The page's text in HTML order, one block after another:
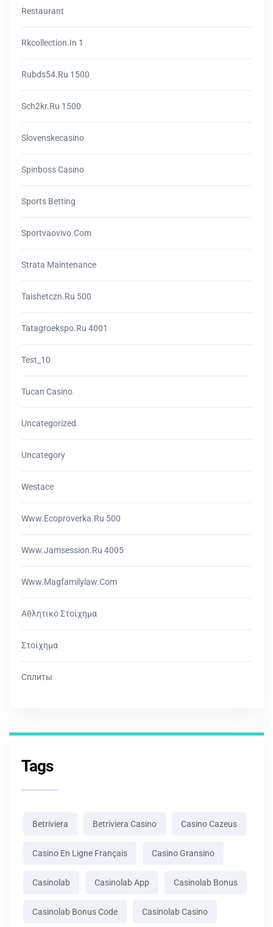
Restaurant
Rkcollection.in 1
Rubds54.ru 1500
Sch2kr.ru 1500
Slovenskecasino
Spinboss Casino
Sports Betting
Sportvaovivo.com
Strata Maintenance
Taishetczn.ru 500
Tatagroekspo.ru 4001
Test_10
Tucan Casino
Uncategorized
Uncategory
Westace
Www.ecoproverka.ru 500
Www.jamsession.ru 4005
Www.magfamilylaw.com
Αθλητικό Στοίχημα
Στοίχημα
Сплиты
Tags
Betriviera Betriviera Casino Casino Cazeus
Casino En Ligne Français Casino Gransino
Casinolab Casinolab App Casinolab Bonus
Casinolab Bonus Code Casinolab Casino